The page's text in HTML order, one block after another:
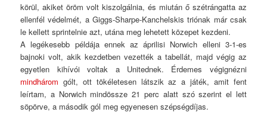
körül, akiket öröm volt kiszolgálnia, és miután ő szétrángatta az
ellenfél védelmét, a Giggs-Sharpe-Kanchelskis triónak már csak
le kellett sprintelnie azt, utána meg lehetett közepet kezdeni.
A legékesebb példája ennek az áprilisi Norwich elleni 3-1-es
bajnoki volt, akik kezdetben vezették a tabellát, majd végig az
egyetlen kihívói voltak a Unitednek. Érdemes végignézni
mindhárom gólt, ott tökéletesen látszik az a játék, amit fent
leírtam, a Norwich mindössze 21 perc alatt szó szerint el lett
söpörve, a második gól meg egyenesen szépségdíjas.